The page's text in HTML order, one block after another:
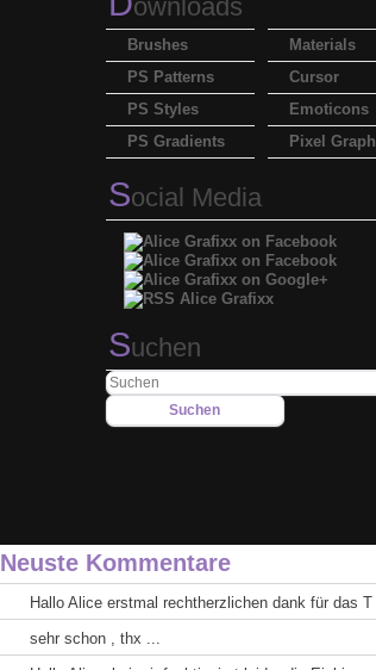
ownloads
Materials
Cursor
Emoticons
Pixel
Brushes
PS Patterns
PS Styles
PS Gradients
Social Media
Suchen
Neuste Kommentare
Hallo Alice erstmal rechtherzlichen dank für das T
sehr schon , thx ...